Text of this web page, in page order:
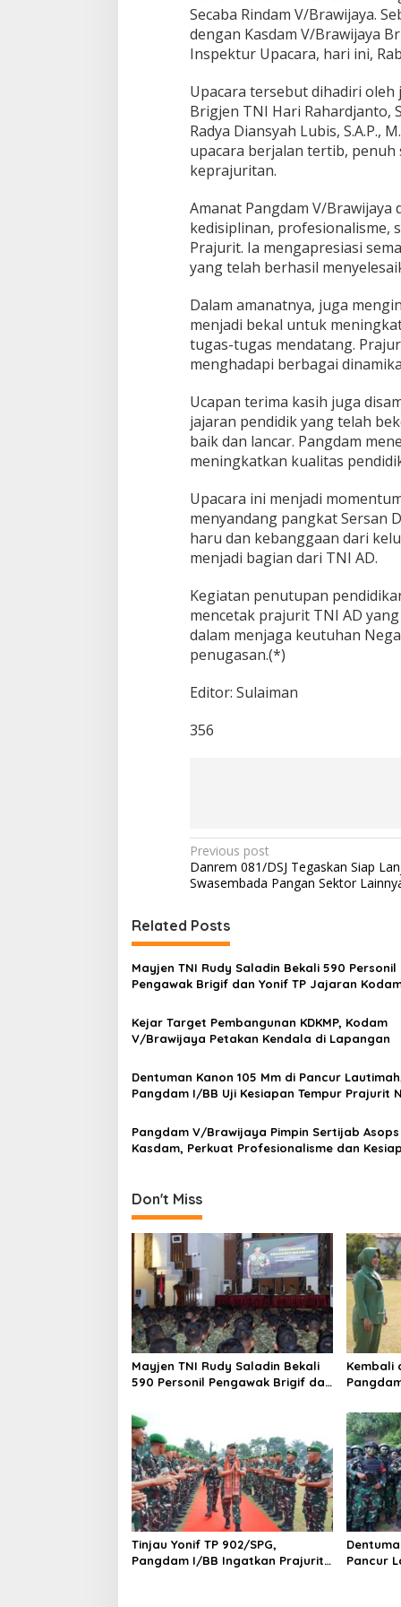
a
n
B
n
a
r
a
T
N
A
D
Secaba Rindam V/Brawijaya.
dengan Kasdam V/Brawijaya
Inspektur Upacara, hari ini,
Upacara tersebut dihadiri oleh
Brigjen TNI Hari Rahardjanto,
Radya Diansyah Lubis, S.A.P.,
upacara berjalan tertib,
keprajuritan.
Amanat Pangdam V/
kedisiplinan, profesionalisme,
Prajurit. Ia mengapresiasi
yang telah berhasil
Dalam amanatnya, juga
menjadi bekal untuk
tugas-tugas mendatang.
menghadapi berbagai
Ucapan terima kasih juga
jajaran pendidik yang telah
baik dan lancar. Pangdam
meningkatkan kualitas
Upacara ini menjadi
menyandang pangkat Sersan
haru dan kebanggaan dari
menjadi bagian dari TNI AD.
Kegiatan penutupan
mencetak prajurit TNI AD
dalam menjaga keutuhan
penugasan.(*)
Editor: Sulaiman
356
P
o
t
n
a
i
a
t
i
o
Previous post
Danrem 081/DSJ Tegaskan Siap
Swasembada Pangan Sektor
Related Posts
Mayjen TNI Rudy Saladin Bekali 590 Personil
Pengawak Brigif dan Yonif TP Jajaran
Kejar Target Pembangunan KDKMP, Kodam
V/Brawijaya Petakan Kendala di Lapangan
Dentuman Kanon 105 Mm di Pancur
Pangdam I/BB Uji Kesiapan Tempur Prajurit
Pangdam V/Brawijaya Pimpin Sertijab Asops
Kasdam, Perkuat Profesionalisme dan
Don't Miss
Mayjen TNI Rudy Saladin Bekali
590 Personil Pengawak Brigif dan
V/Brawijaya
Kembali
521/DY
Tinjau Yonif TP 902/SPG,
Pangdam I/BB Ingatkan Prajurit
Pancur